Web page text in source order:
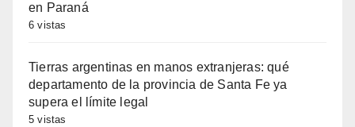
en Paraná
6 vistas
Tierras argentinas en manos extranjeras: qué
departamento de la provincia de Santa Fe ya
supera el límite legal
5 vistas